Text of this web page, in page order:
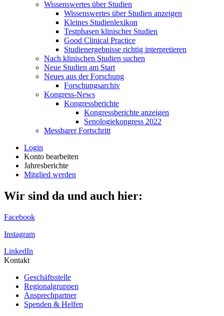
Wissenswertes über Studien
Wissenswertes über Studien anzeigen
Kleines Studienlexikon
Testphasen klinischer Studien
Good Clinical Practice
Studienergebnisse richtig interpretieren
Nach klinischen Studien suchen
Neue Studien am Start
Neues aus der Forschung
Forschungsarchiv
Kongress-News
Kongressberichte
Kongressberichte anzeigen
Senologiekongress 2022
Messbarer Fortschritt
Login
Konto bearbeiten
Jahresberichte
Mitglied werden
Wir sind da und auch hier:
Facebook
Instagram
LinkedIn
Kontakt
Geschäftsstelle
Regionalgruppen
Ansprechpartner
Spenden & Helfen